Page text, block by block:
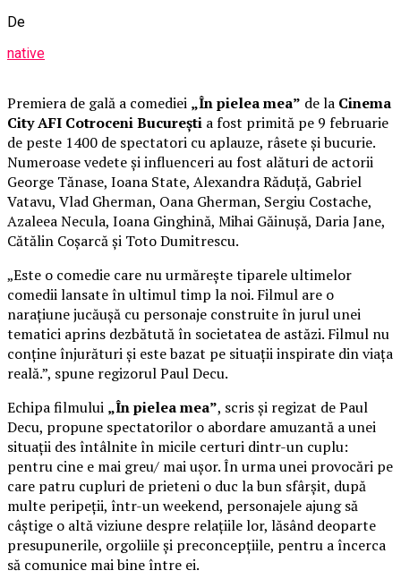
De
native
Premiera de gală a comediei „În pielea mea” de la Cinema
City AFI Cotroceni București a fost primită pe 9 februarie
de peste 1400 de spectatori cu aplauze, râsete și bucurie.
Numeroase vedete și influenceri au fost alături de actorii
George Tănase, Ioana State, Alexandra Răduță, Gabriel
Vatavu, Vlad Gherman, Oana Gherman, Sergiu Costache,
Azaleea Necula, Ioana Ginghină, Mihai Găinușă, Daria Jane,
Cătălin Coșarcă și Toto Dumitrescu.
„Este o comedie care nu urmărește tiparele ultimelor
comedii lansate în ultimul timp la noi. Filmul are o
narațiune jucăușă cu personaje construite în jurul unei
tematici aprins dezbătută în societatea de astăzi. Filmul nu
conține înjurături și este bazat pe situații inspirate din viața
reală.”, spune regizorul Paul Decu.
Echipa filmului „În pielea mea”, scris și regizat de Paul
Decu, propune spectatorilor o abordare amuzantă a unei
situații des întâlnite în micile certuri dintr-un cuplu:
pentru cine e mai greu/ mai ușor. În urma unei provocări pe
care patru cupluri de prieteni o duc la bun sfârșit, după
multe peripeții, într-un weekend, personajele ajung să
câștige o altă viziune despre relațiile lor, lăsând deoparte
presupunerile, orgoliile și preconcepțiile, pentru a încerca
să comunice mai bine între ei.